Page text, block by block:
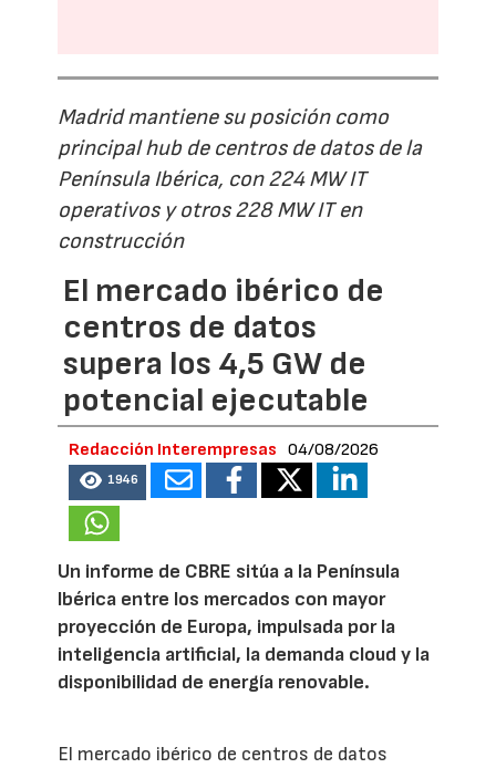
Madrid mantiene su posición como
principal hub de centros de datos de la
Península Ibérica, con 224 MW IT
operativos y otros 228 MW IT en
construcción
El mercado ibérico de
centros de datos
supera los 4,5 GW de
potencial ejecutable
Redacción Interempresas 04/08/2026
1946
Un informe de CBRE sitúa a la Península
Ibérica entre los mercados con mayor
proyección de Europa, impulsada por la
inteligencia artificial, la demanda cloud y la
disponibilidad de energía renovable.
El mercado ibérico de centros de datos